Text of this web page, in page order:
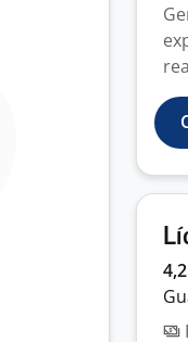
4,2